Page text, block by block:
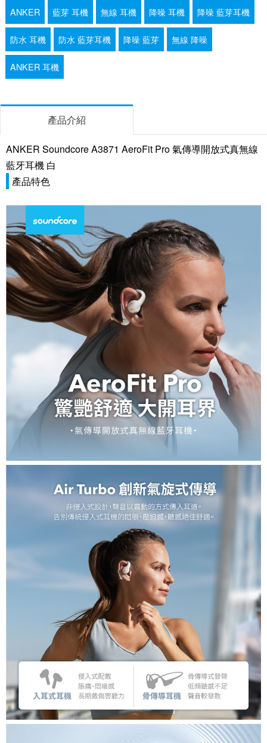
ANKER 藍芽 耳機 無線 耳機 降噪 耳機 降噪 藍芽耳機
防水 耳機 防水 藍芽耳機 降噪 藍芽 無線 降噪
ANKER 耳機
產品介紹
ANKER Soundcore A3871 AeroFit Pro 氣傳導開放式真無線
藍牙耳機 白
產品特色